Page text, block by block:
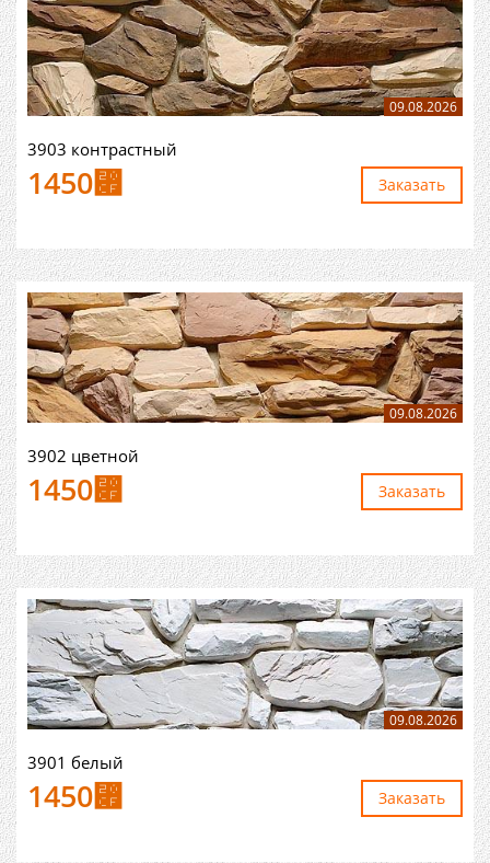
09.08.2026
3903 контрастный
1450⃏ Заказaть
09.08.2026
3902 цветной
1450⃏ Заказaть
09.08.2026
3901 белый
1450⃏ Заказaть